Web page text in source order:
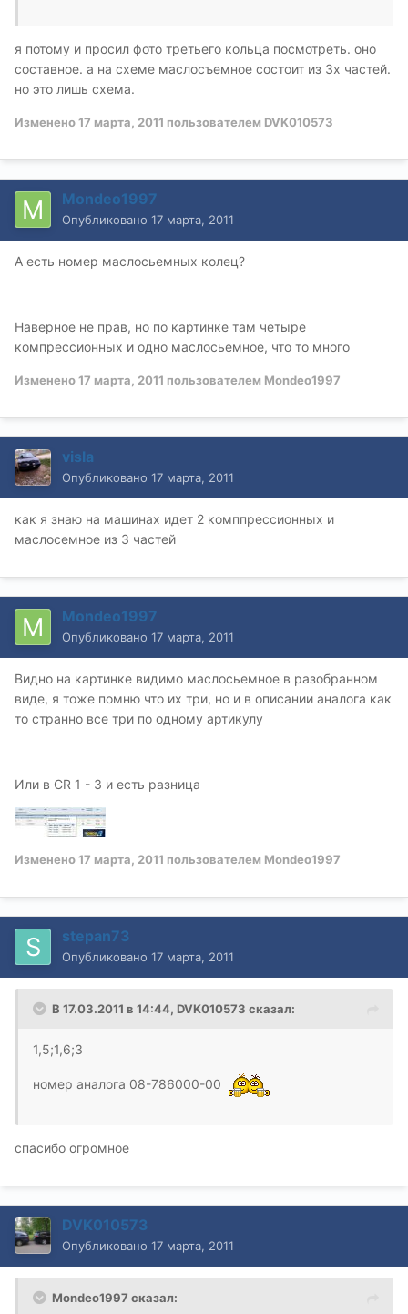
я потому и просил фото третьего кольца посмотреть. оно
составное. а на схеме маслосъемное состоит из 3х частей.
но это лишь схема.
Изменено17 марта, 2011 пользователем DVK010573
Mondeo1997
Опубликовано 17 марта, 2011
А есть номер маслосьемных колец?
Наверное не прав, но по картинке там четыре
компрессионных и одно маслосьемное, что то много
Изменено17 марта, 2011 пользователем Mondeo1997
visla
Опубликовано 17 марта, 2011
как я знаю на машинах идет 2 комппрессионных и
маслосемное из 3 частей
Mondeo1997
Опубликовано 17 марта, 2011
Видно на картинке видимо маслосьемное в разобранном
виде, я тоже помню что их три, но и в описании аналога как
то странно все три по одному артикулу
Или в СR 1 - 3 и есть разница
Изменено17 марта, 2011 пользователем Mondeo1997
stepan73
Опубликовано 17 марта, 2011
В 17.03.2011 в 14:44, DVK010573 сказал:
1,5;1,6;3
номер аналога 08-786000-00
спасибо огромное
DVK010573
Опубликовано 17 марта, 2011
Mondeo1997 сказал: